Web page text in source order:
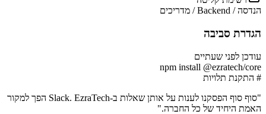
הנדסה/
Backend
/ מדריכים
הגדרת סביבה
עודכן לפני שעתיים
npm install @ezratech/core
# התקנת תלויות
"סוף סוף הפסקנו לענות על אותן שאלות ב-Slack. EzraTech הפך למקור
האמת היחיד של כל החברה."